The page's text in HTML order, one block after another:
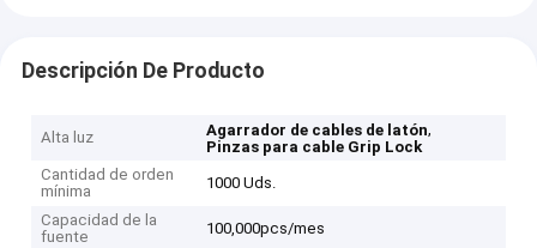
Descripción De Producto
Alta luz Agarrador de cables de latón,
Pinzas para cable Grip Lock
Cantidad de orden
mínima
1000 Uds.
Capacidad de la
fuente
100,000pcs/mes